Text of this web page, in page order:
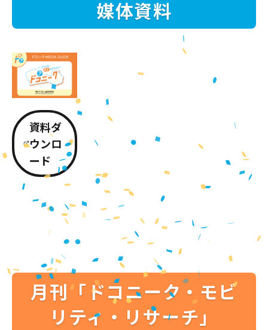
媒体資料
資料ダ
ウンロ
ード
月刊「ドコニーク・モビ
リティ・リサーチ」